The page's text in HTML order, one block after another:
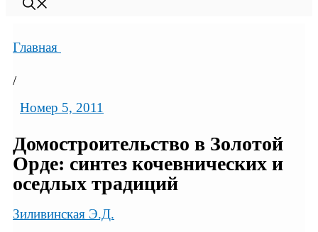
Главная
/
Номер 5, 2011
Домостроительство в Золотой
Орде: синтез кочевнических и
оседлых традиций
Зиливинская Э.Д.